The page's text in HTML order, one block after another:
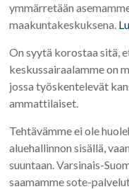
ymmärretään
maakuntakeskuksena.
On syytä korostaa sitä,
keskussairaalamme on
jossa työskentelevät
ammattilaiset.
Tehtävämme ei ole
aluehallinnon sisällä,
suuntaan. Varsinais-
saamamme sote-